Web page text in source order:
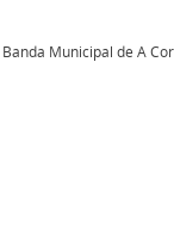
Municipal de A